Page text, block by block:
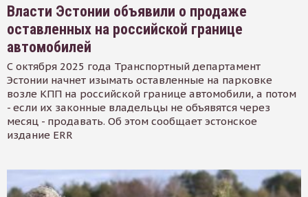
Власти Эстонии объявили о продаже
оставленных на российской границе
автомобилей
С октября 2025 года Транспортный департамент
Эстонии начнет изымать оставленные на парковке
возле КПП на российской границе автомобили, а потом
- если их законные владельцы не объявятся через
месяц - продавать. Об этом сообщает эстонское
издание ERR